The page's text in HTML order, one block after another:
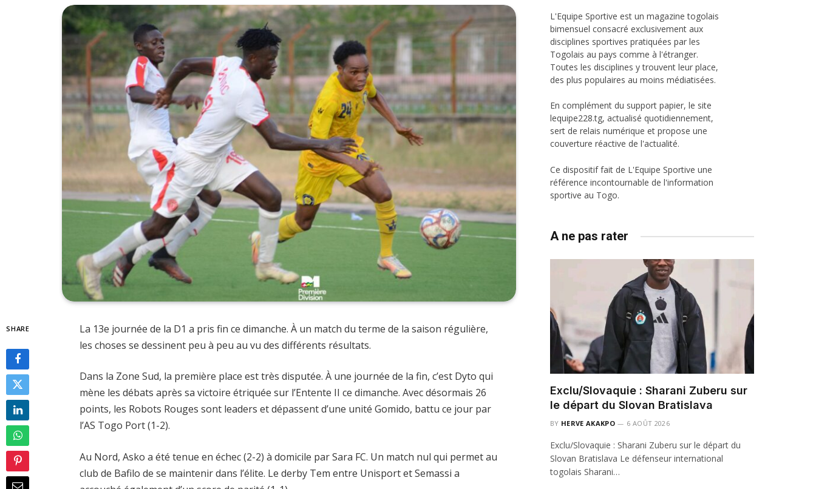
SHARE
La 13e journée de la D1 a pris fin ce dimanche. À un match du terme de la saison régulière,
les choses se dessinent peu à peu au vu des différents résultats.
Dans la Zone Sud, la première place est très disputée. À une journée de la fin, c’est Dyto qui
mène les débats après sa victoire étriquée sur l’Entente II ce dimanche. Avec désormais 26
points, les Robots Rouges sont leaders et dépassent d’une unité Gomido, battu ce jour par
l’AS Togo Port (1-2).
Au Nord, Asko a été tenue en échec (2-2) à domicile par Sara FC. Un match nul qui permet au
club de Bafilo de se maintenir dans l’élite. Le derby Tem entre Unisport et Semassi a
L'Equipe Sportive est un magazine togolais
bimensuel consacré exclusivement aux
disciplines sportives pratiquées par les
Togolais au pays comme à l'étranger.
Toutes les disciplines y trouvent leur place,
des plus populaires au moins médiatisées.
En complément du support papier, le site
lequipe228.tg, actualisé quotidiennement,
sert de relais numérique et propose une
couverture réactive de l'actualité.
Ce dispositif fait de L'Equipe Sportive une
référence incontournable de l'information
sportive au Togo.
A ne pas rater
Exclu/Slovaquie : Sharani Zuberu sur
le départ du Slovan Bratislava
BY HERVE AKAKPO 6 AOÛT 2026
Exclu/Slovaquie : Sharani Zuberu sur le départ du
Slovan Bratislava Le défenseur international
togolais Sharani…